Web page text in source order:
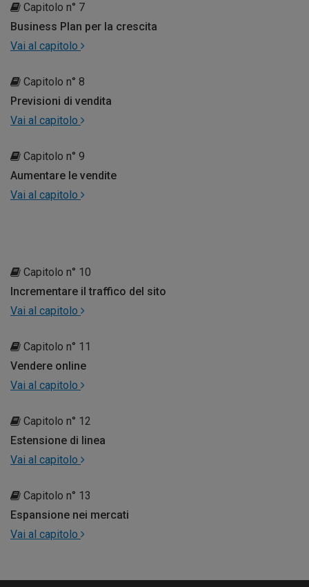
Capitolo n° 7
Business Plan per la crescita
Vai al capitolo
Capitolo n° 8
Previsioni di vendita
Vai al capitolo
Capitolo n° 9
Aumentare le vendite
Vai al capitolo
Capitolo n° 10
Incrementare il traffico del sito
Vai al capitolo
Capitolo n° 11
Vendere online
Vai al capitolo
Capitolo n° 12
Estensione di linea
Vai al capitolo
Capitolo n° 13
Espansione nei mercati
Vai al capitolo